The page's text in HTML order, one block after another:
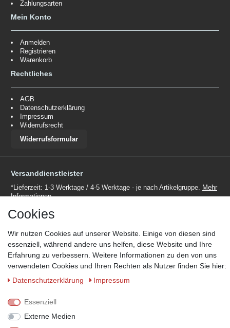
Zahlungsarten
Mein Konto
Anmelden
Registrieren
Warenkorb
Rechtliches
AGB
Datenschutzerklärung
Impressum
Widerrufsrecht
Widerrufsformular
Versanddienstleister
*Lieferzeit: 1-3 Werktage / 4-5 Werktage - je nach Artikelgruppe. Mehr
Informationen
Zahlungsmöglichkeiten
Zahlungsarten auszuschließen.Mehr Informationen
Cookies
Wir nutzen Cookies auf unserer Website. Einige von diesen sind
essenziell, während andere uns helfen, diese Website und Ihre
Erfahrung zu verbessern. Weitere Informationen zu den von uns
verwendeten Cookies und Ihren Rechten als Nutzer finden Sie hier:
Daten­schutz­erklärung
Impressum
Essenziell
Externe Medien